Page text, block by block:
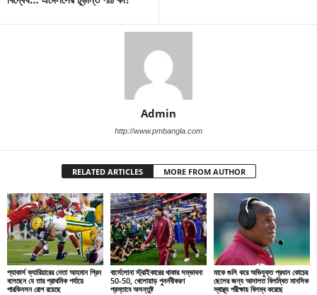
Admin
http://www.pmbangla.com
RELATED ARTICLES MORE FROM AUTHOR
প্যাকার্স ক্যারিয়ারের নেতা আহমান গ্রিন
বলেছেন যে তার প্রাথমিক পর্যায়ে
পারকিনসন রোগ রয়েছে
বার্সেলোনা স্ট্রাইকারের থাকার সম্ভাবনা
50-50, খেলোয়াড় পুনর্নবীকরণ
প্রস্তাবে অসন্তুষ্ট
মাকে গুলি করে অভিযুক্ত প্রধান কোচের
ছেলের জন্য আদালত বিলম্বিত মানসিক
স্বাস্থ্য পরীক্ষায় বিলম্ব করেছে